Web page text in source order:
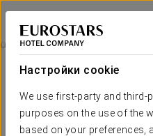
Настройки cookie
We use first-party and third-
purposes on the use of the
based on your preferences,
Eurostars Al-Ándalus Palace
СЕВИЛЬЯ
Номера